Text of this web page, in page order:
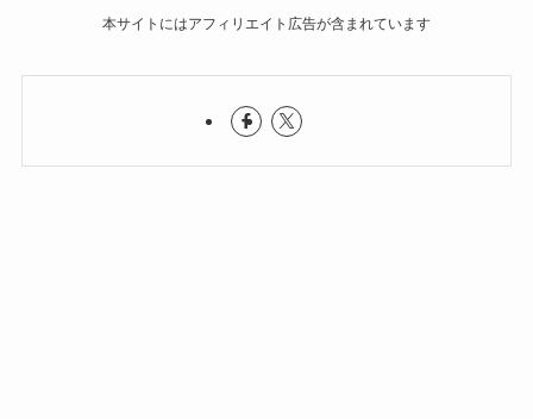
本サイトにはアフィリエイト広告が含まれています